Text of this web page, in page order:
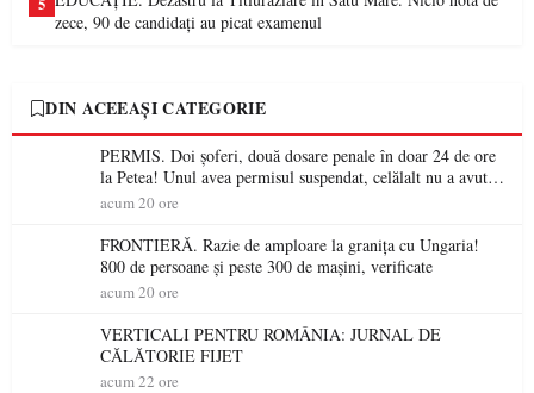
zece, 90 de candidați au picat examenul
DIN ACEEAȘI CATEGORIE
PERMIS. Doi șoferi, două dosare penale în doar 24 de ore
la Petea! Unul avea permisul suspendat, celălalt nu a avut
niciodată permis
acum 20 ore
FRONTIERĂ. Razie de amploare la granița cu Ungaria!
800 de persoane și peste 300 de mașini, verificate
acum 20 ore
VERTICALI PENTRU ROMÂNIA: JURNAL DE
CĂLĂTORIE FIJET
acum 22 ore